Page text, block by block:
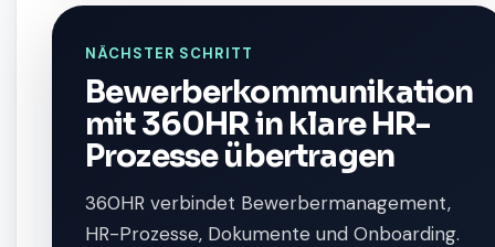
NÄCHSTER SCHRITT
Bewerberkommunikation
mit 360HR in klare HR-
Prozesse übertragen
360HR verbindet Bewerbermanagement,
HR-Prozesse, Dokumente und Onboarding.